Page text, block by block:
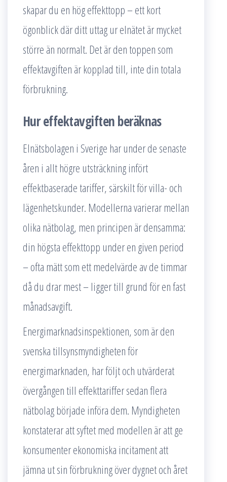
skapar du en hög effekttopp – ett kort
ögonblick där ditt uttag ur elnätet är mycket
större än normalt. Det är den toppen som
effektavgiften är kopplad till, inte din totala
förbrukning.
Hur effektavgiften beräknas
Elnätsbolagen i Sverige har under de senaste
åren i allt högre utsträckning infört
effektbaserade tariffer, särskilt för villa- och
lägenhetskunder. Modellerna varierar mellan
olika nätbolag, men principen är densamma:
din högsta effekttopp under en given period
– ofta mätt som ett medelvärde av de timmar
då du drar mest – ligger till grund för en fast
månadsavgift.
Energimarknadsinspektionen, som är den
svenska tillsynsmyndigheten för
energimarknaden, har följt och utvärderat
övergången till effekttariffer sedan flera
nätbolag började införa dem. Myndigheten
konstaterar att syftet med modellen är att ge
konsumenter ekonomiska incitament att
jämna ut sin förbrukning över dygnet och året